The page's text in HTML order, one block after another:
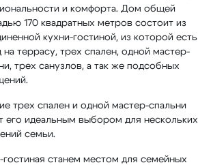
и комфорта. Дом общей
170 квадратных метров состоит из
кухни-гостиной, из которой есть
на террасу, трех спален, одной мастер-
трех санузлов, а так же подсобных
трех спален и одной мастер-спальни
его идеальным выбором для нескольких
семьи.
гостиная станем местом для семейных